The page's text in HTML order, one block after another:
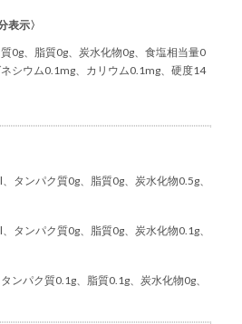
表示〉
0g、脂質0g、炭水化物0g、食塩相当量0
シウム0.1mg、カリウム0.1mg、硬度14
タンパク質0g、脂質0g、炭水化物0.5g、
タンパク質0g、脂質0g、炭水化物0.1g、
ンパク質0.1g、脂質0.1g、炭水化物0g、